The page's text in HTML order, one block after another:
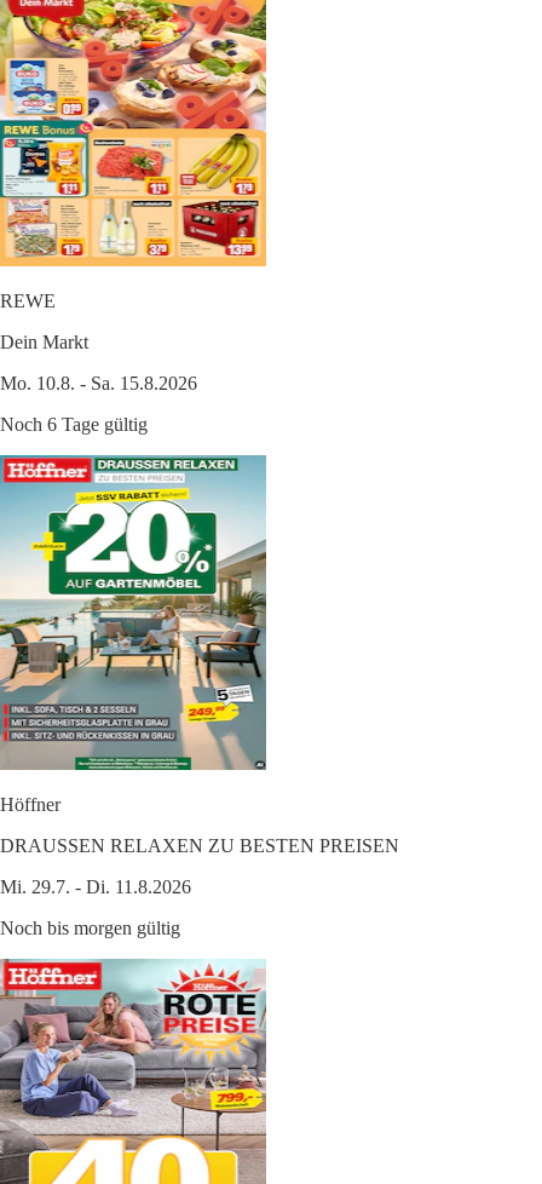
REWE
Dein Markt
Mo. 10.8. - Sa. 15.8.2026
Noch 6 Tage gültig
Höffner
DRAUSSEN RELAXEN ZU BESTEN PREISEN
Mi. 29.7. - Di. 11.8.2026
Noch bis morgen gültig